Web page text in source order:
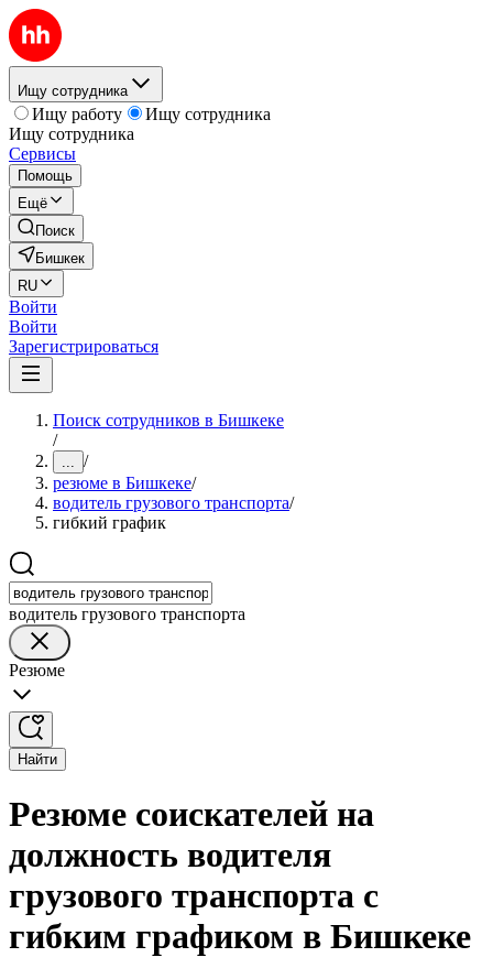
Ищу сотрудника
Ищу работу
Ищу сотрудника
Ищу сотрудника
Сервисы
Помощь
Ещё
Поиск
Бишкек
RU
Войти
Войти
Зарегистрироваться
Поиск сотрудников в Бишкеке
/
... /
резюме в Бишкеке/
водитель грузового транспорта/
гибкий график
водитель грузового транспорта
Резюме
Найти
Резюме соискателей на
должность водителя
грузового транспорта с
гибким графиком в Бишкеке